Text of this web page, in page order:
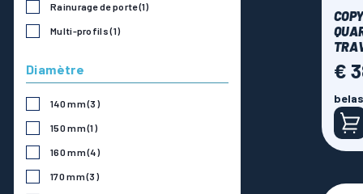
Rainurage de porte(1)
Multi-profils(1)
Diamètre
140 mm(3)
150 mm(1)
160 mm(4)
170 mm(3)
Prijs
€